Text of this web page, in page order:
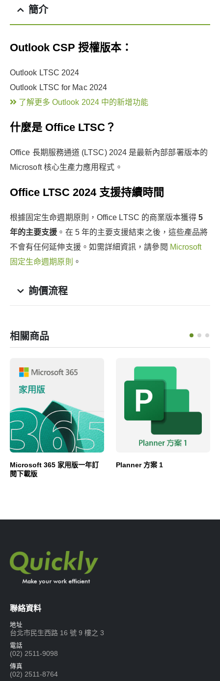
簡介
Outlook CSP 授權版本：
Outlook LTSC 2024
Outlook LTSC for Mac 2024
了解更多 Outlook 2024 中的新增功能
什麼是 Office LTSC？
Office 長期服務通道 (LTSC) 2024 是最新內部部署版本的
Microsoft 核心生產力應用程式。
Office LTSC 2024 支援持續時間
根據固定生命週期原則，Office LTSC 的商業版本獲得5
年的主要支援 。在 5 年的主要支援結束之後，這些產品將
不會有任何延伸支援。如需詳細資訊，請參閱 Microsoft
固定生命週期原則 。
詢價流程
相關商品
Microsoft 365 家用版一年訂
閱下載版
Planner 方案 1
聯絡資料
地址
台北市民生西路 16 號 9 樓之 3
電話
(02) 2511-9098
傳真
(02) 2511-8764